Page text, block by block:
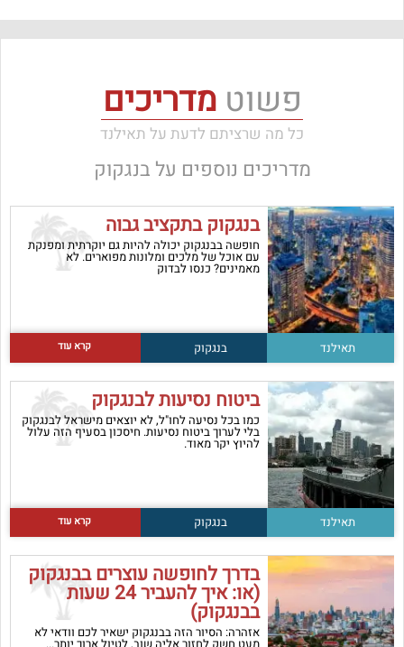
פשוטמדריכים
כל מה שרציתם לדעת על תאילנד
מדריכים נוספים על בנגקוק
בנגקוק בתקציב גבוה
חופשה בבנגקוק יכולה להיות גם יוקרתית ומפנקת
עם אוכל של מלכים ומלונות מפוארים. לא
מאמינים? כנסו לבדוק
תאילנד בנגקוק קרא עוד
ביטוח נסיעות לבנגקוק
כמו בכל נסיעה לחו"ל, לא יוצאים מישראל לבנגקוק
בלי לערוך ביטוח נסיעות. חיסכון בסעיף הזה עלול
להיוץ יקר מאוד.
תאילנד בנגקוק קרא עוד
בדרך לחופשה עוצרים בבנגקוק
(או: איך להעביר 24 שעות
בבנגקוק)
אזהרה: הסיור הזה בבנגקוק ישאיר לכם וודאי לא